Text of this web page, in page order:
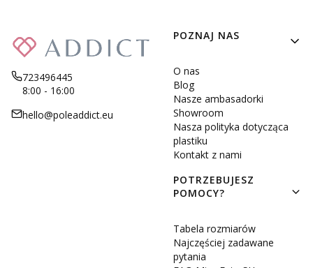
723496445
8:00 - 16:00
hello@poleaddict.eu
Linki w stopce
POZNAJ NAS
O nas
Blog
Nasze ambasadorki
Showroom
Nasza polityka dotycząca
plastiku
Kontakt z nami
POTRZEBUJESZ
POMOCY?
Tabela rozmiarów
Najczęściej zadawane
pytania